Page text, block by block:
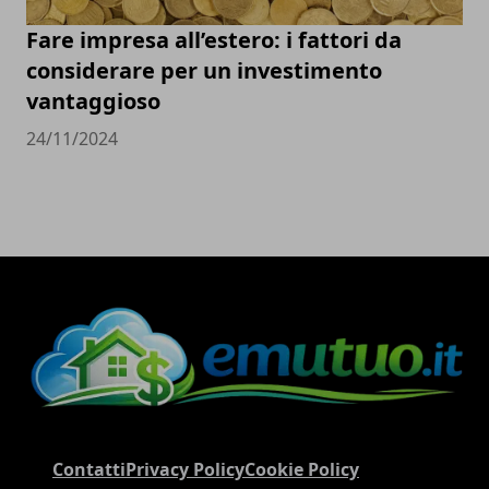
Fare impresa all’estero: i fattori da
considerare per un investimento
vantaggioso
24/11/2024
ContattiPrivacy PolicyCookie Policy